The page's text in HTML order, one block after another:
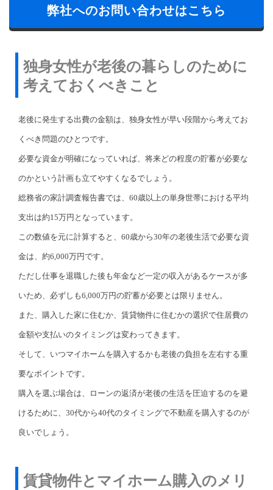
弊社へのお問い合わせはこちら
独身女性が老後の暮らしのために
考えておくべきこと
老後に発生する出費の金額は、独身女性が早い段階から考えてお
くべき問題のひとつです。
必要な資金が明確になっていれば、将来どの程度の貯蓄が必要な
のかという計画も立てやすくなるでしょう。
総務省の家計調査報告書では、60歳以上の単身世帯における平均
支出は約15万円となっています。
この数値を元に計算すると、60歳から30年の老後生活で必要な資
金は、約6,000万円です。
ただし仕事を退職した後も年金など一定の収入があるケースが多
いため、必ずしも6,000万円の貯蓄が必要とは限りません。
また、購入した家に住むか、賃貸物件に住むかの選択で住居費の
金額や支払いのタイミングは変わってきます。
そして、いつマイホームを購入するかも老後の負担を左右する重
要なポイントです。
購入を選ぶ場合は、ローンの返済が老後の生活を圧迫するのを避
けるために、30代から40代のタイミングで不動産を購入するのが
良いでしょう。
賃貸物件とマイホーム購入のメリ